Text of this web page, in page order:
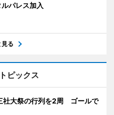
パレス加入
見る
ピックス
社大祭の行列を2周 ゴールで